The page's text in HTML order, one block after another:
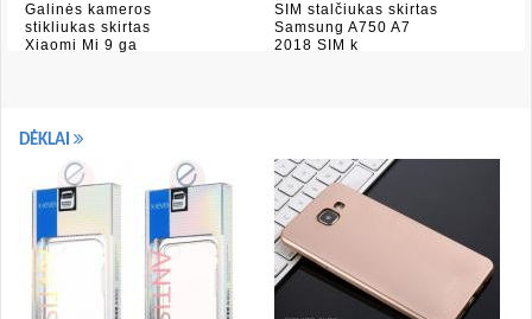
Galinės kameros
stikliukas skirtas
Xiaomi Mi 9 ga
SIM stalčiukas skirtas
Samsung A750 A7
2018 SIM k
DĖKLAI